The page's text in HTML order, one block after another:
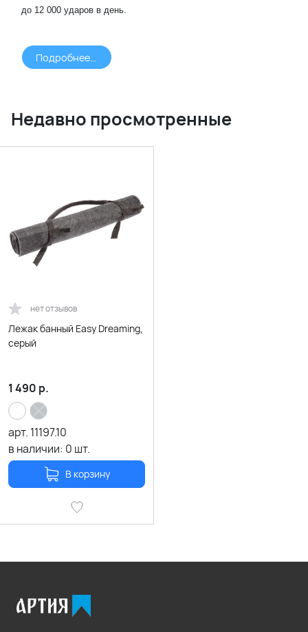
до 12 000 ударов в день.
Подробнее >>>
Недавно просмотренные
нет отзывов
Лежак банный Easy Dreaming,
серый
1 490 р.
арт. 11197.10
в наличии: 0 шт.
В корзину